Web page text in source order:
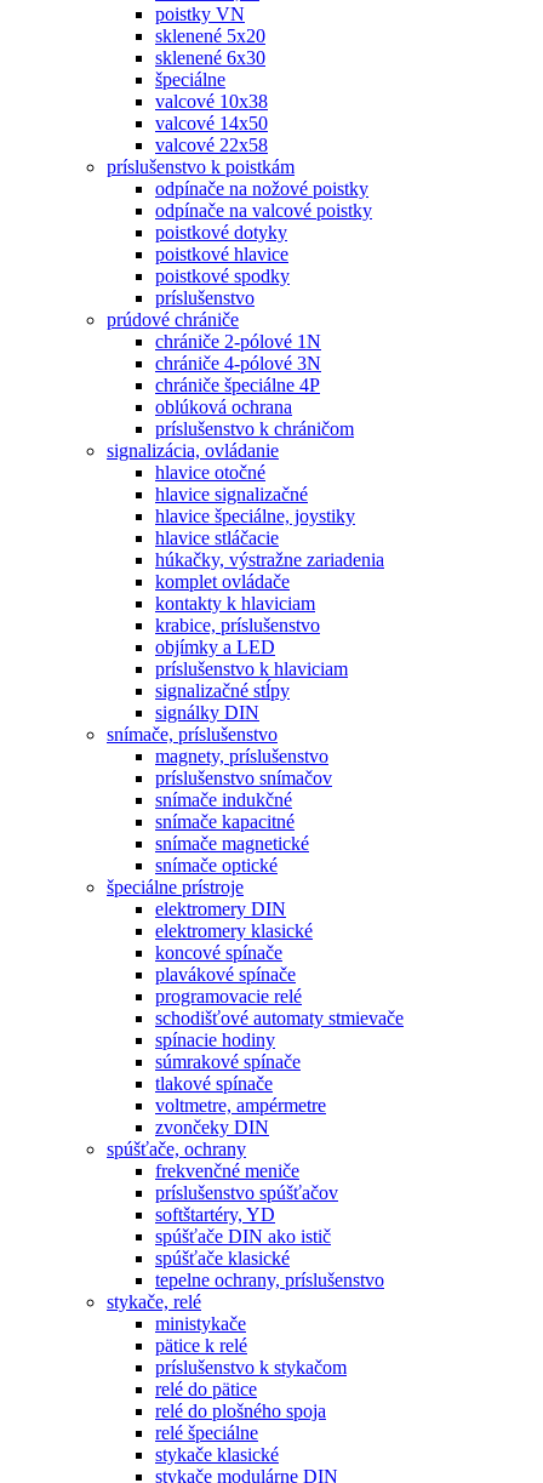
poistky VN
sklenené 5x20
sklenené 6x30
špeciálne
valcové 10x38
valcové 14x50
valcové 22x58
príslušenstvo k poistkám
odpínače na nožové poistky
odpínače na valcové poistky
poistkové dotyky
poistkové hlavice
poistkové spodky
príslušenstvo
prúdové chrániče
chrániče 2-pólové 1N
chrániče 4-pólové 3N
chrániče špeciálne 4P
oblúková ochrana
príslušenstvo k chráničom
signalizácia, ovládanie
hlavice otočné
hlavice signalizačné
hlavice špeciálne, joystiky
hlavice stláčacie
húkačky, výstražne zariadenia
komplet ovládače
kontakty k hlaviciam
krabice, príslušenstvo
objímky a LED
príslušenstvo k hlaviciam
signalizačné stĺpy
signálky DIN
snímače, príslušenstvo
magnety, príslušenstvo
príslušenstvo snímačov
snímače indukčné
snímače kapacitné
snímače magnetické
snímače optické
špeciálne prístroje
elektromery DIN
elektromery klasické
koncové spínače
plavákové spínače
programovacie relé
schodišťové automaty stmievače
spínacie hodiny
súmrakové spínače
tlakové spínače
voltmetre, ampérmetre
zvončeky DIN
spúšťače, ochrany
frekvenčné meniče
príslušenstvo spúšťačov
softštartéry, YD
spúšťače DIN ako istič
spúšťače klasické
tepelne ochrany, príslušenstvo
stykače, relé
ministykače
pätice k relé
príslušenstvo k stykačom
relé do pätice
relé do plošného spoja
relé špeciálne
stykače klasické
stykače modulárne DIN